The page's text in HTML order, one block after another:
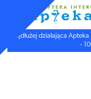
Najdłużej działająca
-